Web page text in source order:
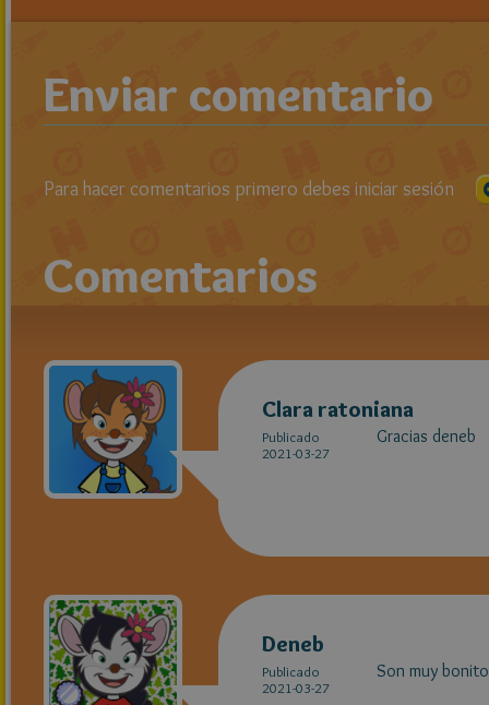
Enviar comentario
Para hacer comentarios primero debes iniciar sesión
Comentarios
Clara ratoniana
Publicado
2021-03-27
Gracias deneb
Deneb
Publicado
2021-03-27
Son muy